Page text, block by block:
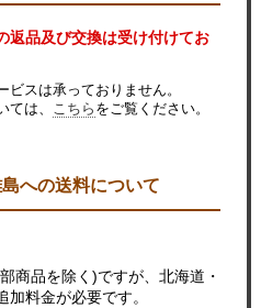
返品及び交換は受け付けてお
スは承っておりません。
ては、 こちら をご覧ください。
への送料について
商品を除く)ですが、北海道・
料金が必要です。